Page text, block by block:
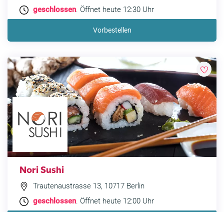
geschlossen. Öffnet heute 12:30 Uhr
Vorbestellen
Nori Sushi
Trautenaustrasse 13, 10717 Berlin
geschlossen. Öffnet heute 12:00 Uhr